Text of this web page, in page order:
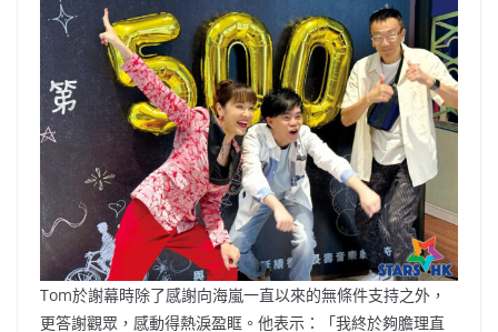
Tom於謝幕時除了感謝向海嵐一直以來的無條件支持之外，
更答謝觀眾，感動得熱淚盈眶。他表示：「我終於夠膽理直